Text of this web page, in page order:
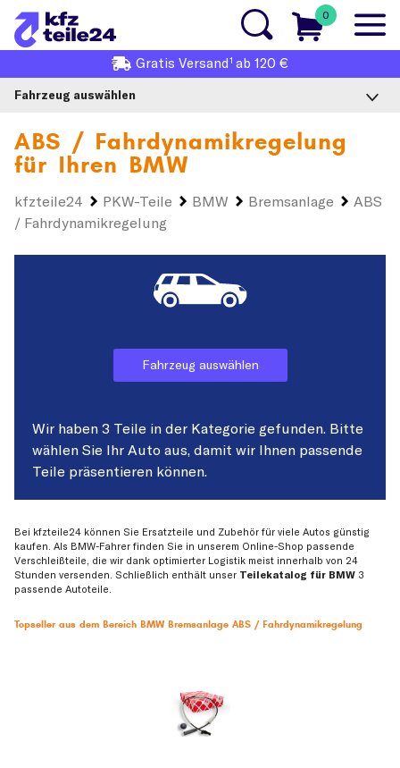
0
Gratis Versand1 ab 120 €
Fahrzeug auswählen
ABS / Fahrdynamikregelung
für Ihren BMW
kfzteile24 PKW-Teile BMW Bremsanlage
ABS
/ Fahrdynamikregelung
Fahrzeug auswählen
Wir haben 3 Teile in der Kategorie gefunden. Bitte
wählen Sie Ihr Auto aus, damit wir Ihnen passende
Teile präsentieren können.
Bei kfzteile24 können Sie Ersatzteile und Zubehör für viele Autos günstig
kaufen. Als BMW-Fahrer finden Sie in unserem Online-Shop passende
Verschleißteile, die wir dank optimierter Logistik meist innerhalb von 24
Stunden versenden. Schließlich enthält unser Teilekatalog für BMW 3
passende Autoteile.
Topseller aus dem Bereich BMW Bremsanlage ABS / Fahrdynamikregelung